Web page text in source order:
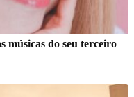
músicas do seu terceiro